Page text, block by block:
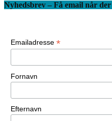
Nyhedsbrev – Få email når
Emailadresse *
Fornavn
Efternavn